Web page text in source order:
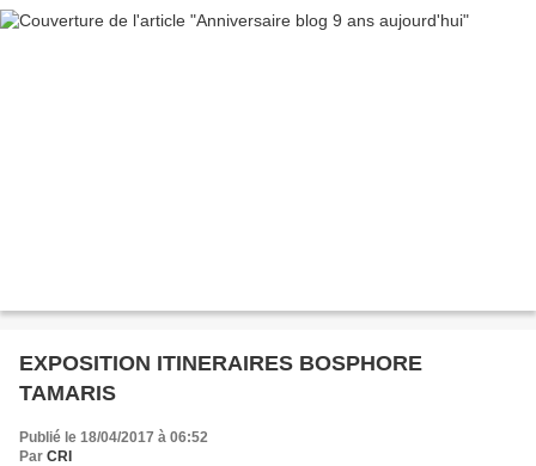
EXPOSITION ITINERAIRES BOSPHORE
TAMARIS
Publié le 18/04/2017 à 06:52
Par CRI